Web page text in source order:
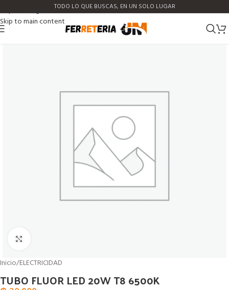
Skip to navigation
Skip to main content
TODO LO QUE BUSCAS, EN UN SOLO LUGAR
Inicio/ELECTRICIDAD
TUBO FLUOR LED 20W T8 6500K